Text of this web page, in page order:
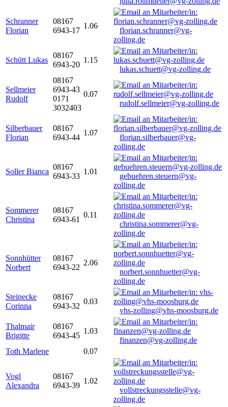
Schranner
Florian
08167
6943-17
1.06
florian.schranner@vg-
zolling.de
Schütt Lukas
08167
6943-20
1.15
lukas.schuett@vg-zolling.de
Sellmeier
Rudolf
08167
6943-43
0171
3032403
0.07
rudolf.sellmeier@vg-zolling.de
Silberbauer
Florian
08167
6943-44
1.07
florian.silberbauer@vg-
zolling.de
Soller Bianca
08167
6943-33
1.01
gebuehren.steuern@vg-
zolling.de
Sommerer
Christina
08167
6943-61
0.11
christina.sommerer@vg-
zolling.de
Sonnhütter
Norbert
08167
6943-22
2.06
norbert.sonnhuetter@vg-
zolling.de
Steinecke
Corinna
08167
6943-32
0.03
vhs-zolling@vhs-moosburg.de
Thalmair
Brigitte
08167
6943-45
1.03
finanzen@vg-zolling.de
Toth Marlene
0.07
Vogl
Alexandra
08167
6943-39
1.02
vollstreckungsstelle@vg-
zolling.de